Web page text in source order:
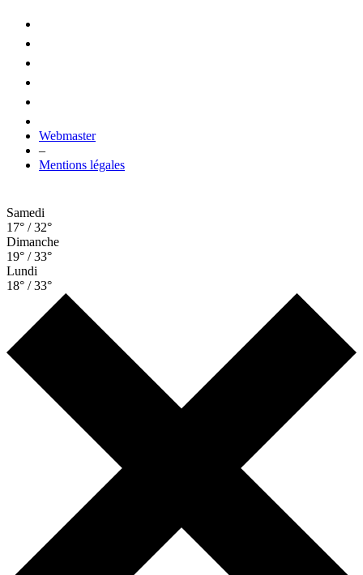
Webmaster
–
Mentions légales
Samedi
17° / 32°
Dimanche
19° / 33°
Lundi
18° / 33°